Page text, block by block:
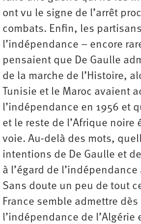
ont vu le signe de l’arrêt
combats. Enfin, les
l’indépendance – encore
pensaient que De Gaulle
de la marche de l’Histoire,
Tunisie et le Maroc avaient
l’indépendance en 1956 et
et le reste de l’Afrique noire
voie. Au-delà des mots,
intentions de De Gaulle et
à l’égard de
Sans doute un peu de tout
France semble admettre dès
l’indépendance de